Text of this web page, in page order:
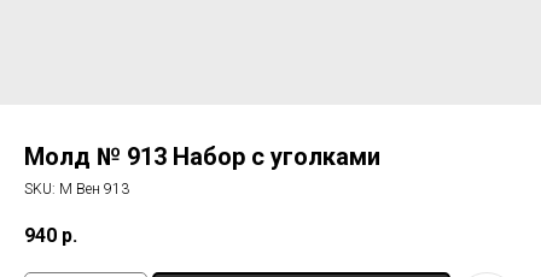
Молд № 913 Набор с уголками
SKU: М Вен 913
940 р.